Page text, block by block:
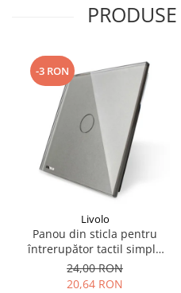
-3 RON
Livolo
Panou din sticla pentru
întrerupător tactil simplu
Livolo
24,00 RON
20,64 RON